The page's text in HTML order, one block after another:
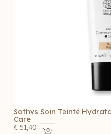
Sothys Soin Teinté
Care
€ 51,40